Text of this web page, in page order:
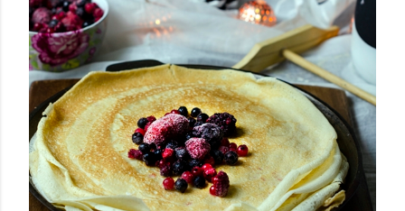
revolucionaria, transformaremos un ingrediente tan
humilde como la alubia de La Bañeza en un snack ligero,
dorado, cargado de proteína y 100% natural. Es el
sustituto perfecto a los frutos se...